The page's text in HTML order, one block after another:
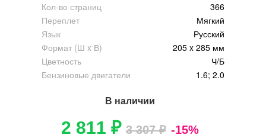
Кол-во страниц
366
Переплет
Мягкий
Язык
Русский
Формат (Ш x В)
205 x 285 мм
Цветность
Ч/Б
Бензиновые двигатели
1.6; 2.0
В наличии
2 811 ₽ 3 307 ₽ -15%